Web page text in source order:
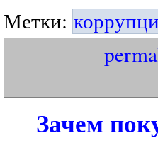
Метки:
Зачем